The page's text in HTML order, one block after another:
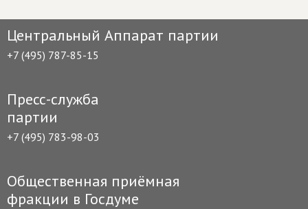
Центральный Аппарат партии
+7 (495) 787-85-15
Пресс-служба
партии
+7 (495) 783-98-03
Общественная приёмная
фракции в Госдуме